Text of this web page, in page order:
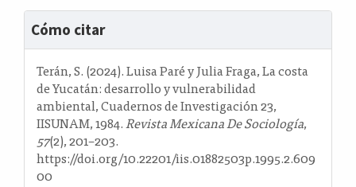
Detalles
del
artículo
Cómo citar
Terán, S. (2024). Luisa Paré y Julia Fraga, La costa
de Yucatán: desarrollo y vulnerabilidad
ambiental, Cuadernos de Investigación 23,
IISUNAM, 1984.Revista Mexicana De Sociología,
57(2), 201–203.
https://doi.org/10.22201/iis.01882503p.1995.2.609
00